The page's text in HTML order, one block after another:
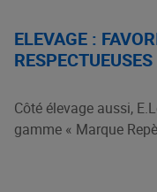
ELEVAGE :
Côté élevage aussi,
gamme « Marque